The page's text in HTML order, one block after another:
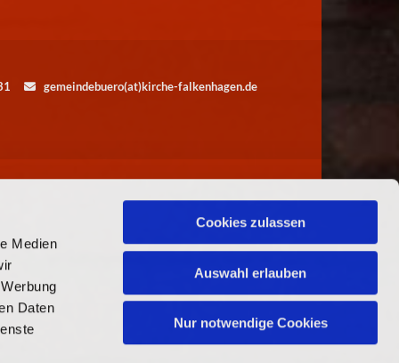
Medien
Daten
Cookies zulassen
Auswahl erlauben
Nur notwendige Cookies
 gemeindebuero(at)kirche-falkenhagen.de